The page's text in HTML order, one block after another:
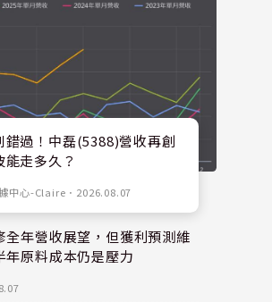
錯過！中磊(5388)營收再創
走多久？
中心-Claire ． 2026.08.07
全年營收展望，但獲利預測維
原料成本仍是壓力